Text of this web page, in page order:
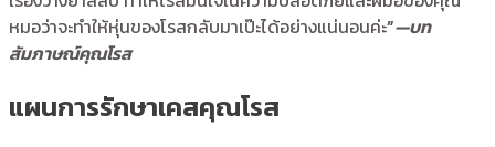
หมอว่าจะทำให้หุ่นของโรสกลับมาเป๊ะได้อย่างแน่นอนค่ะ”—บท
สัมภาษณ์คุณโรส
แผนการรักษาเคสคุณโรส